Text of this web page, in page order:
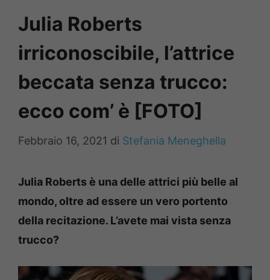
Julia Roberts
irriconoscibile, l’attrice
beccata senza trucco:
ecco com’ è [FOTO]
Febbraio 16, 2021 di Stefania Meneghella
Julia Roberts è una delle attrici più belle al
mondo, oltre ad essere un vero portento
della recitazione. L’avete mai vista senza
trucco?